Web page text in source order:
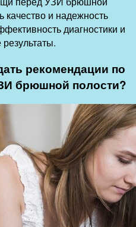
качество и надежность
диагностики и
рекомендации по
брюшной полости?